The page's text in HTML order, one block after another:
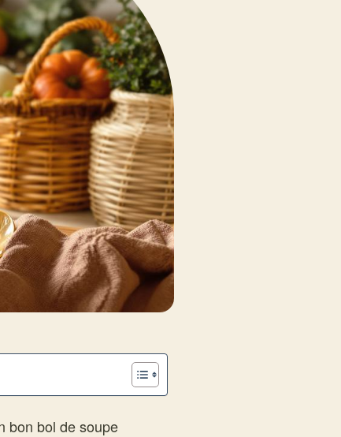
bon bol de soupe